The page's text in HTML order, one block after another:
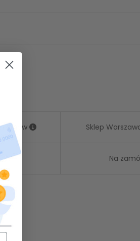
Sklep
Na